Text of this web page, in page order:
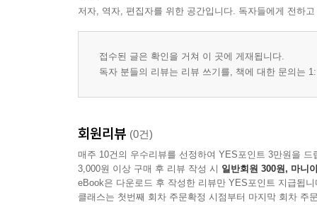
저자, 역자, 편집자를 위한 공간입니다. 독자들에게 전하
접수된 글은 확인을 거쳐 이 곳에 게재됩니다.
독자 분들의 리뷰는 리뷰 쓰기를, 책에 대한 문의는
회원리뷰 (0건)
매주 10건의 우수리뷰를 선정하여 YES포인트 3만원을 드
3,000원 이상 구매 후 리뷰 작성 시 일반회원 300원, 마니
eBook은 다운로드 후 작성한 리뷰만 YES포인트 지급됩니
클래스는 첫번째 회차 주문확정 시점부터 마지막 회차 주